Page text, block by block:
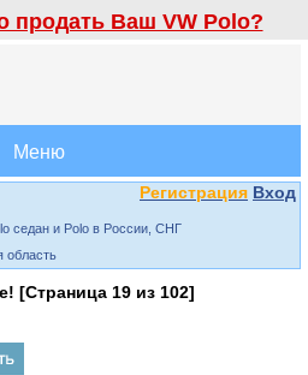
продать Ваш VW Polo?
Меню
Регистрация Вход
седан и Polo в России, СНГ
область
[Страница 19 из 102]